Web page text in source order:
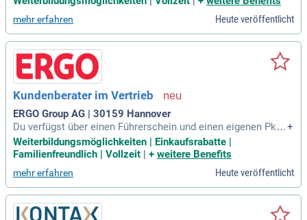
der Geschäftsführung in
mehr erfahren Heute veröffentlicht
Kundenberater im Vertrieb
ERGO Group AG | 30159 Hannover
Du verfügst über einen Führerschein und einen eigenen Pkw,
um die Kunden vor Ort beraten zu können. Unser Angebot:
Wir bieten dir ein attraktives Angebot, welches dir den Einsti
ert.
+
Weiterbildungsmöglichkeiten | Einkaufsrabatte |
Familienfreundlich | Vollzeit | + weitere Benefits
mehr erfahren Heute veröffentlicht